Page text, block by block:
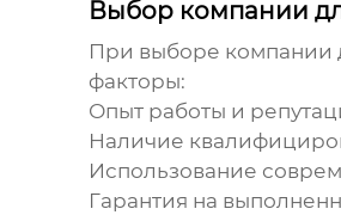
Выбор компании
При выборе компании
факторы:
Опыт работы и
Наличие
Использование
Гарантия на